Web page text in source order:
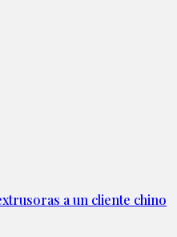
a un cliente chino